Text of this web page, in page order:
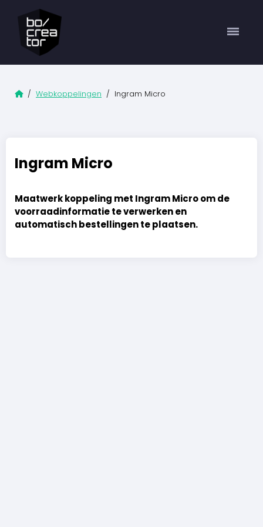
Home
/ Webkoppelingen / Ingram Micro
Ingram Micro
Maatwerk koppeling met Ingram Micro om de
voorraadinformatie te verwerken en
automatisch bestellingen te plaatsen.